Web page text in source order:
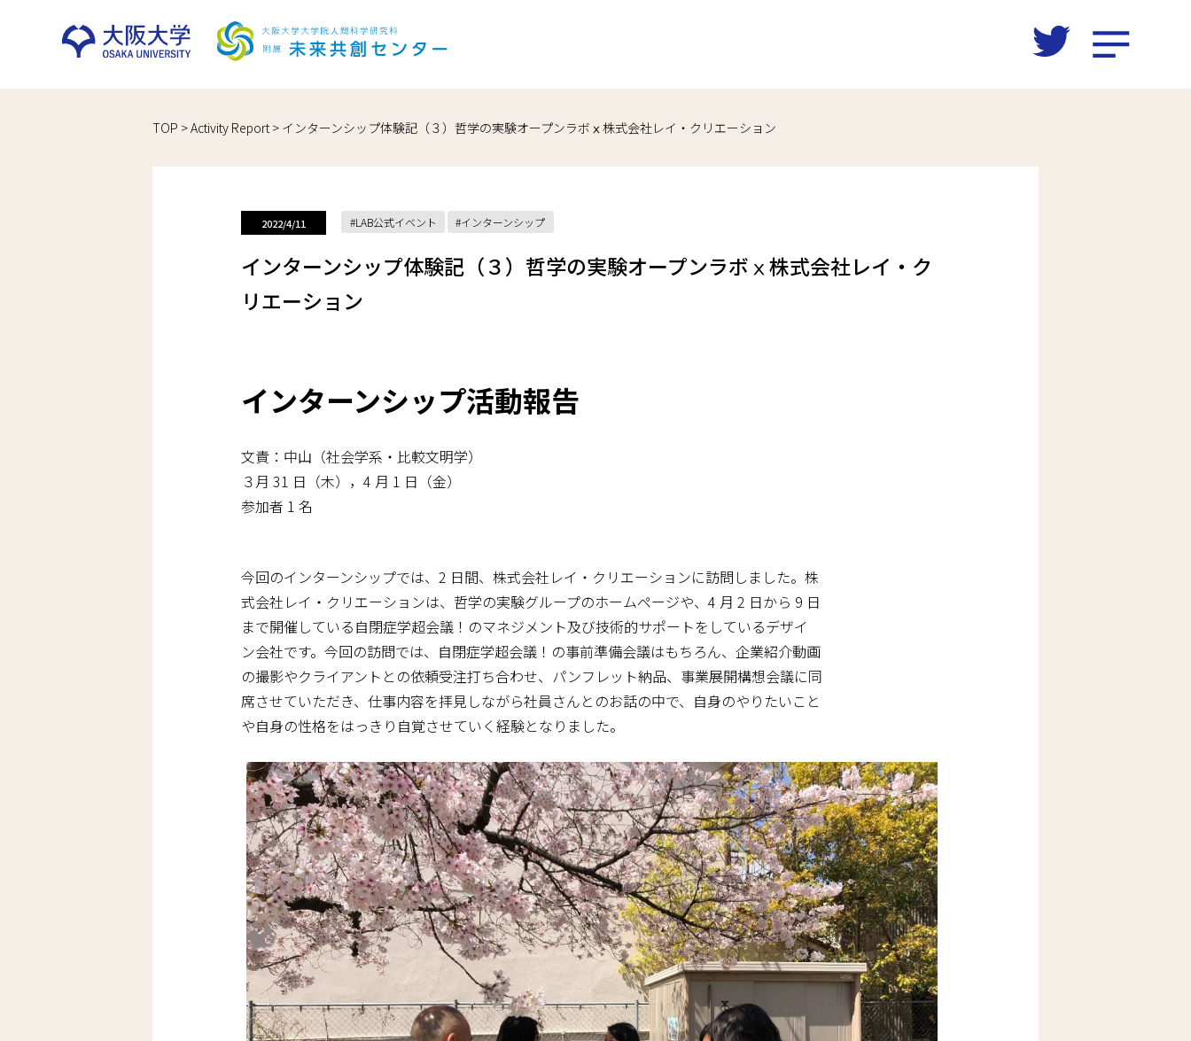
TOP >Activity Report> インターンシップ体験記（３）哲学の実験オープンラボⅹ株式会社レイ・クリエーション
2022/4/11 LAB公式イベント インターンシップ
インターンシップ体験記（３）哲学の実験オープンラボⅹ株式会社レイ・ク
リエーション
インターンシップ活動報告
文責：中山（社会学系・比較文明学）
３月 31 日（木），4 月 1 日（金）
参加者 1 名
今回のインターンシップでは、2 日間、株式会社レイ・クリエーションに訪問しました。株
式会社レイ・クリエーションは、哲学の実験グループのホームページや、4 月 2 日から 9 日
まで開催している自閉症学超会議！のマネジメント及び技術的サポートをしているデザイ
ン会社です。今回の訪問では、自閉症学超会議！の事前準備会議はもちろん、企業紹介動画
の撮影やクライアントとの依頼受注打ち合わせ、パンフレット納品、事業展開構想会議に同
席させていただき、仕事内容を拝見しながら社員さんとのお話の中で、自身のやりたいこと
や自身の性格をはっきり自覚させていく経験となりました。